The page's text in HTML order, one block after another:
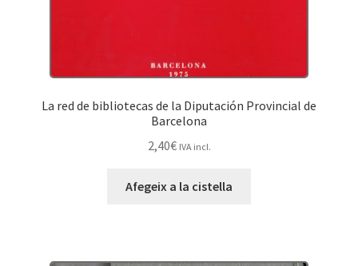
La red de bibliotecas de la Diputación Provincial de
Barcelona
2,40€ IVA incl.
Afegeix a la cistella